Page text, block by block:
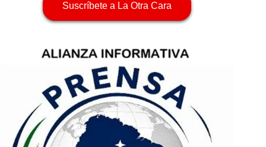
Suscríbete a La Otra Cara